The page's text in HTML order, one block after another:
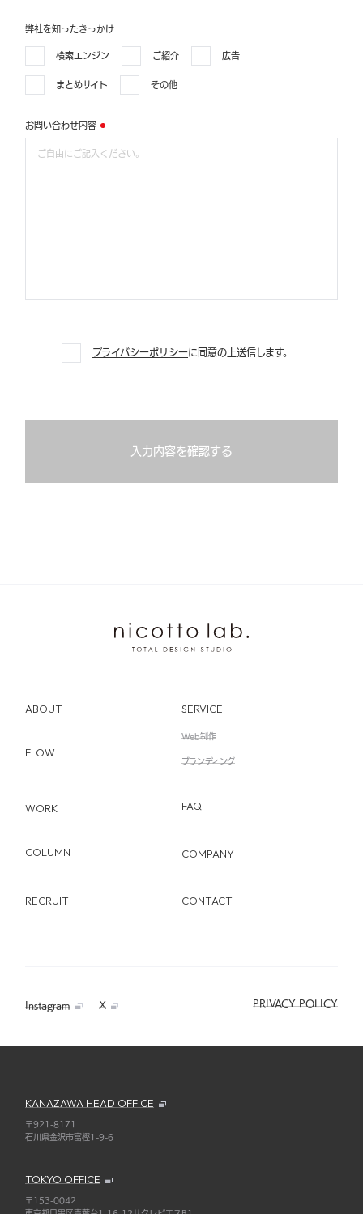
弊社を知ったきっかけ
検索エンジン ご紹介 広告
まとめサイト その他
お問い合わせ内容
プライバシーポリシーに同意の上送信します。
入力内容を確認する
ABOUT
FLOW
SERVICE
Web制作
ブランディング
FAQ
WORK
COLUMN COMPANY
RECRUIT CONTACT
Instagram X PRIVACY POLICY
KANAZAWA HEAD OFFICE
〒921-8171
石川県金沢市富樫1-9-6
TOKYO OFFICE
〒153-0042